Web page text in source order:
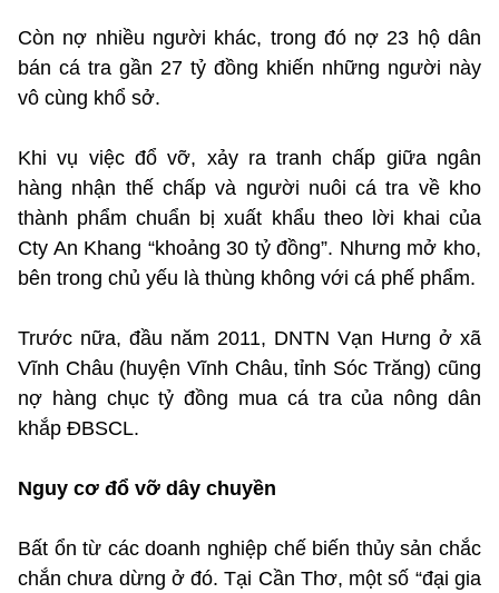
Còn nợ nhiều người khác, trong đó nợ 23 hộ dân
bán cá tra gần 27 tỷ đồng khiến những người này
vô cùng khổ sở.
Khi vụ việc đổ vỡ, xảy ra tranh chấp giữa ngân
hàng nhận thế chấp và người nuôi cá tra về kho
thành phẩm chuẩn bị xuất khẩu theo lời khai của
Cty An Khang “khoảng 30 tỷ đồng”. Nhưng mở kho,
bên trong chủ yếu là thùng không với cá phế phẩm.
Trước nữa, đầu năm 2011, DNTN Vạn Hưng ở xã
Vĩnh Châu (huyện Vĩnh Châu, tỉnh Sóc Trăng) cũng
nợ hàng chục tỷ đồng mua cá tra của nông dân
khắp ĐBSCL.
Nguy cơ đổ vỡ dây chuyền
Bất ổn từ các doanh nghiệp chế biến thủy sản chắc
chắn chưa dừng ở đó. Tại Cần Thơ, một số “đại gia